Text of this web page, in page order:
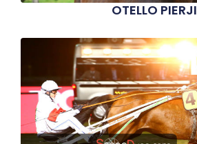
OTELLO PIERJI